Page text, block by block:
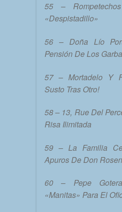
55 –
«Despistadillo»
56 – Doña Lío
Pensión De Los
57 – Mortadelo Y
Susto Tras Otro!
58 – 13, Rue Del
Risa Ilimitada
59 – La Familia
Apuros De Don
60 – Pepe
«Manitas» Para El